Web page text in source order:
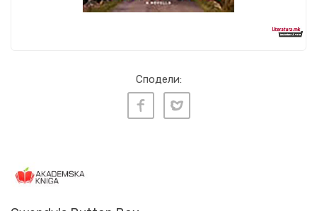
Сподели: